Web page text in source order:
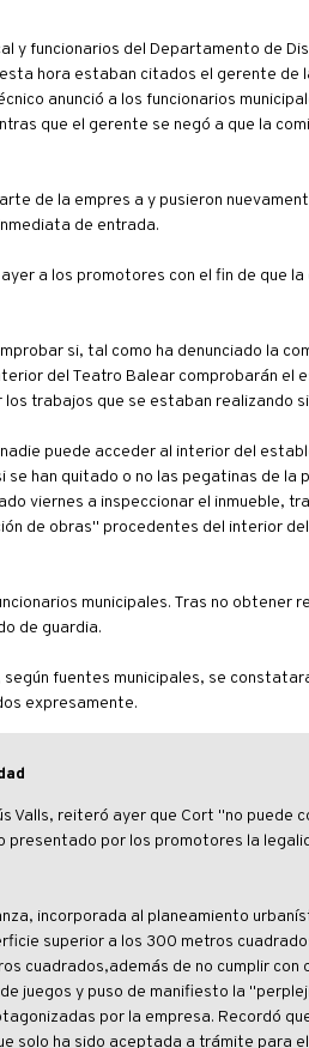
y funcionarios del Departamento de
hora estaban citados el gerente de
anunció a los funcionarios
que el gerente se negó a que la
de la empres a y pusieron
de entrada.
a los promotores con el fin de que
si, tal como ha denunciado la
del Teatro Balear comprobarán el
trabajos que se estaban realizando
puede acceder al interior del
han quitado o no las pegatinas de la
viernes a inspeccionar el inmueble,
de obras" procedentes del interior
municipales. Tras no obtener
de guardia.
fuentes municipales, se
expresamente.
Valls, reiteró ayer que Cort "no puede
presentado por los promotores la
incorporada al planeamiento
superior a los 300 metros
cuadrados,además de no cumplir
juegos y puso de manifiesto la
por la empresa. Recordó
solo ha sido aceptada a trámite para